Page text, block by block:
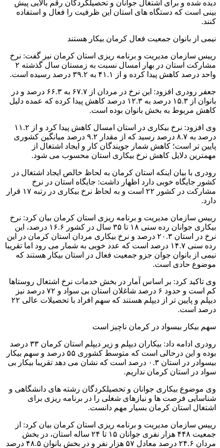
دیده شده و برای اشتغال جوانان و تحصیلکردگان رقم بالایی پیش
بینی است که دستگاه های استان این ظرفیت را فعال و استفاده
کنند.
نیمی از بانوان جمعیت فعال کرمان بیکار هستند
رییس سازمان مدیریت و برنامه ریزی استان کرمان نیز گفت: نرخ
مشارکت استان در بهار امسال نسبت به زمستان سال گذشته ۲
واحد درصد کاهش پیدا کرده و از ۴۱.۱ به ۳۹.۲ درصد رسیده است.
جعفر رودری افزود: این نرخ در مردان از ۶۷.۷ به ۶۶.۳ درصد و در
بانوان از ۱۵.۳ درصد به ۱۲.۳ درصد کاهش پیدا کرده که عمده دلیل
کاهش مربوط به بخش بانوان بوده است.
وی افزود: نرخ بیکاری در استان امسال کاهش پیدا کرد و از ۱۱.۲
درصد به ۸.۷ درصد رسید که از مقدار ۹.۲ درصد میانگین کشوری
پایین تر است؛ کاهش شمار جویندگان کار و ایجاد اشتغال از
مهمترین دلایل کاهش نرخ بیکاری استان محسوب می شود.
رودری با بیان اینکه استان کرمان به لحاظ خالص ایجاد اشتغال در
کشور جایگاه خوبی دارد اظهار داشت: جایگاه استان در نرخ
مشارکت در کشور ۲۲ است و به لحاظ نرخ بیکاری در رتبه ۱۷ قرار
دارد.
رییس سازمان مدیریت و برنامه ریزی استان کرمان بیان کرد: نرخ
بیکاری جوانان رده سنی ۱۸ تا ۳۵ سال در کشور ۱۶.۶ درصد، این
نرخ در استان ۲۰.۳ درصد و نرخ بیکاری مردان استان کرمان در این
رده سنی ۱۴.۷ درصد است که عدد خوبی به شمار می رود اما تقریبا
نیمی از بانوان جوان جزو جمعیت فعال در استان بیکار هستند که
موضوع حادی است.
وی تاکید کرد: بر اساس آمار در بخش خدمات نرخ اشتغال روستاها
کم است و حدود ۶ درصد شاغلان استان بی سواد و ۷۲ درصد نیز
دیپلم و پایین تر از دیپلم هستند که سهم افراد با تحصیلات عالی ۲۲
درصد است.
سهم بیکار بیسواد در کرمان ناچیز است
رودری ادامه داد: بیکاران دیپلم و زیر دیپلم استان کرمان ۳۳ درصد
بوده و این درحالی است که متوسط کشوری ۵۵ درصد و سهم بیکار
بیسوادر در استان ۰.۳ درصد است که نشان می دهد تقریبا بیکار بی
سواد در استان کرمان نداریم.
وی موضوع بیکاری جوانان و تحصیلکردگان رشته های دانشگاهی و
شناسایی فرصت ها و نیازهای شغلی را در برنامه ریزی برای
اشتغال استان کرمان بسیار مهم دانست.
رییس سازمان مدیریت و برنامه ریزی استان کرمان بیان کرد: از
جمعیت ۴۴۸ هزار نفری جوانان ۱۵ تا ۲۴ ساله استان، در بخش
مردان ۲۴.۶ درصد معادل ۵۷ هزار نفر و در بخش بانوان ۴۸.۵ درصد